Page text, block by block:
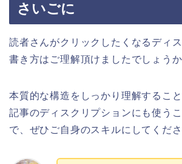
さいごに
読者さんがクリックしたくなるディ
書き方はご理解頂けましたでしょうか
本質的な構造をしっかり理解するこ
記事のディスクリプションにも使う
で、ぜひご自身のスキルにしてくださ